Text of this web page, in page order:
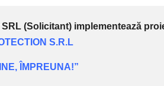
(Solicitant) implementează
S.R.L
ÎMPREUNA!”